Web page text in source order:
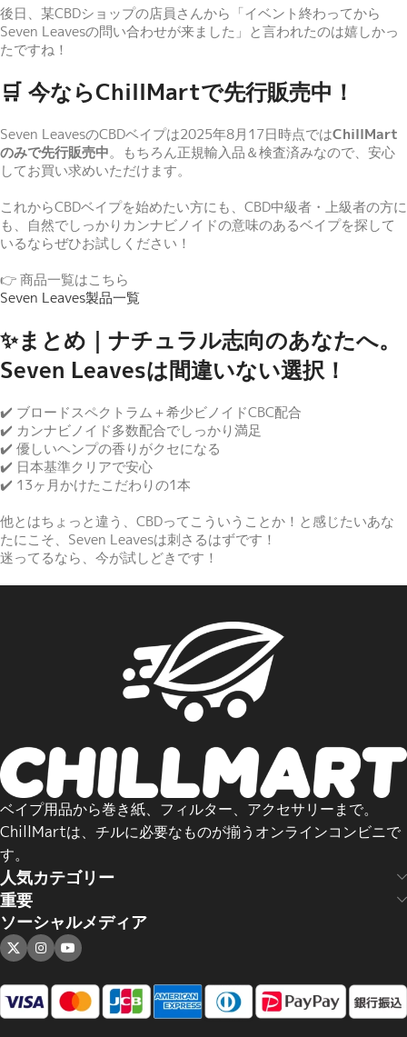
後日、某CBDショップの店員さんから「イベント終わってから
Seven Leavesの問い合わせが来ました」と言われたのは嬉しかっ
たですね！
🛒 今ならChillMartで先行販売中！
Seven LeavesのCBDベイプは2025年8月17日時点ではChillMart
のみで先行販売中。もちろん正規輸入品＆検査済みなので、安心
してお買い求めいただけます。
これからCBDベイプを始めたい方にも、CBD中級者・上級者の方に
も、自然でしっかりカンナビノイドの意味のあるベイプを探して
いるならぜひお試しください！
👉 商品一覧はこちら
Seven Leaves製品一覧
✨まとめ｜ナチュラル志向のあなたへ。
Seven Leavesは間違いない選択！
✔️ ブロードスペクトラム＋希少ビノイドCBC配合
✔️ カンナビノイド多数配合でしっかり満足
✔️ 優しいヘンプの香りがクセになる
✔️ 日本基準クリアで安心
✔️ 13ヶ月かけたこだわりの1本
他とはちょっと違う、CBDってこういうことか！と感じたいあな
たにこそ、Seven Leavesは刺さるはずです！
迷ってるなら、今が試しどきです！
ベイプ用品から巻き紙、フィルター、アクセサリーまで。
ChillMartは、チルに必要なものが揃うオンラインコンビニで
す。
人気カテゴリー
重要
ソーシャルメディア